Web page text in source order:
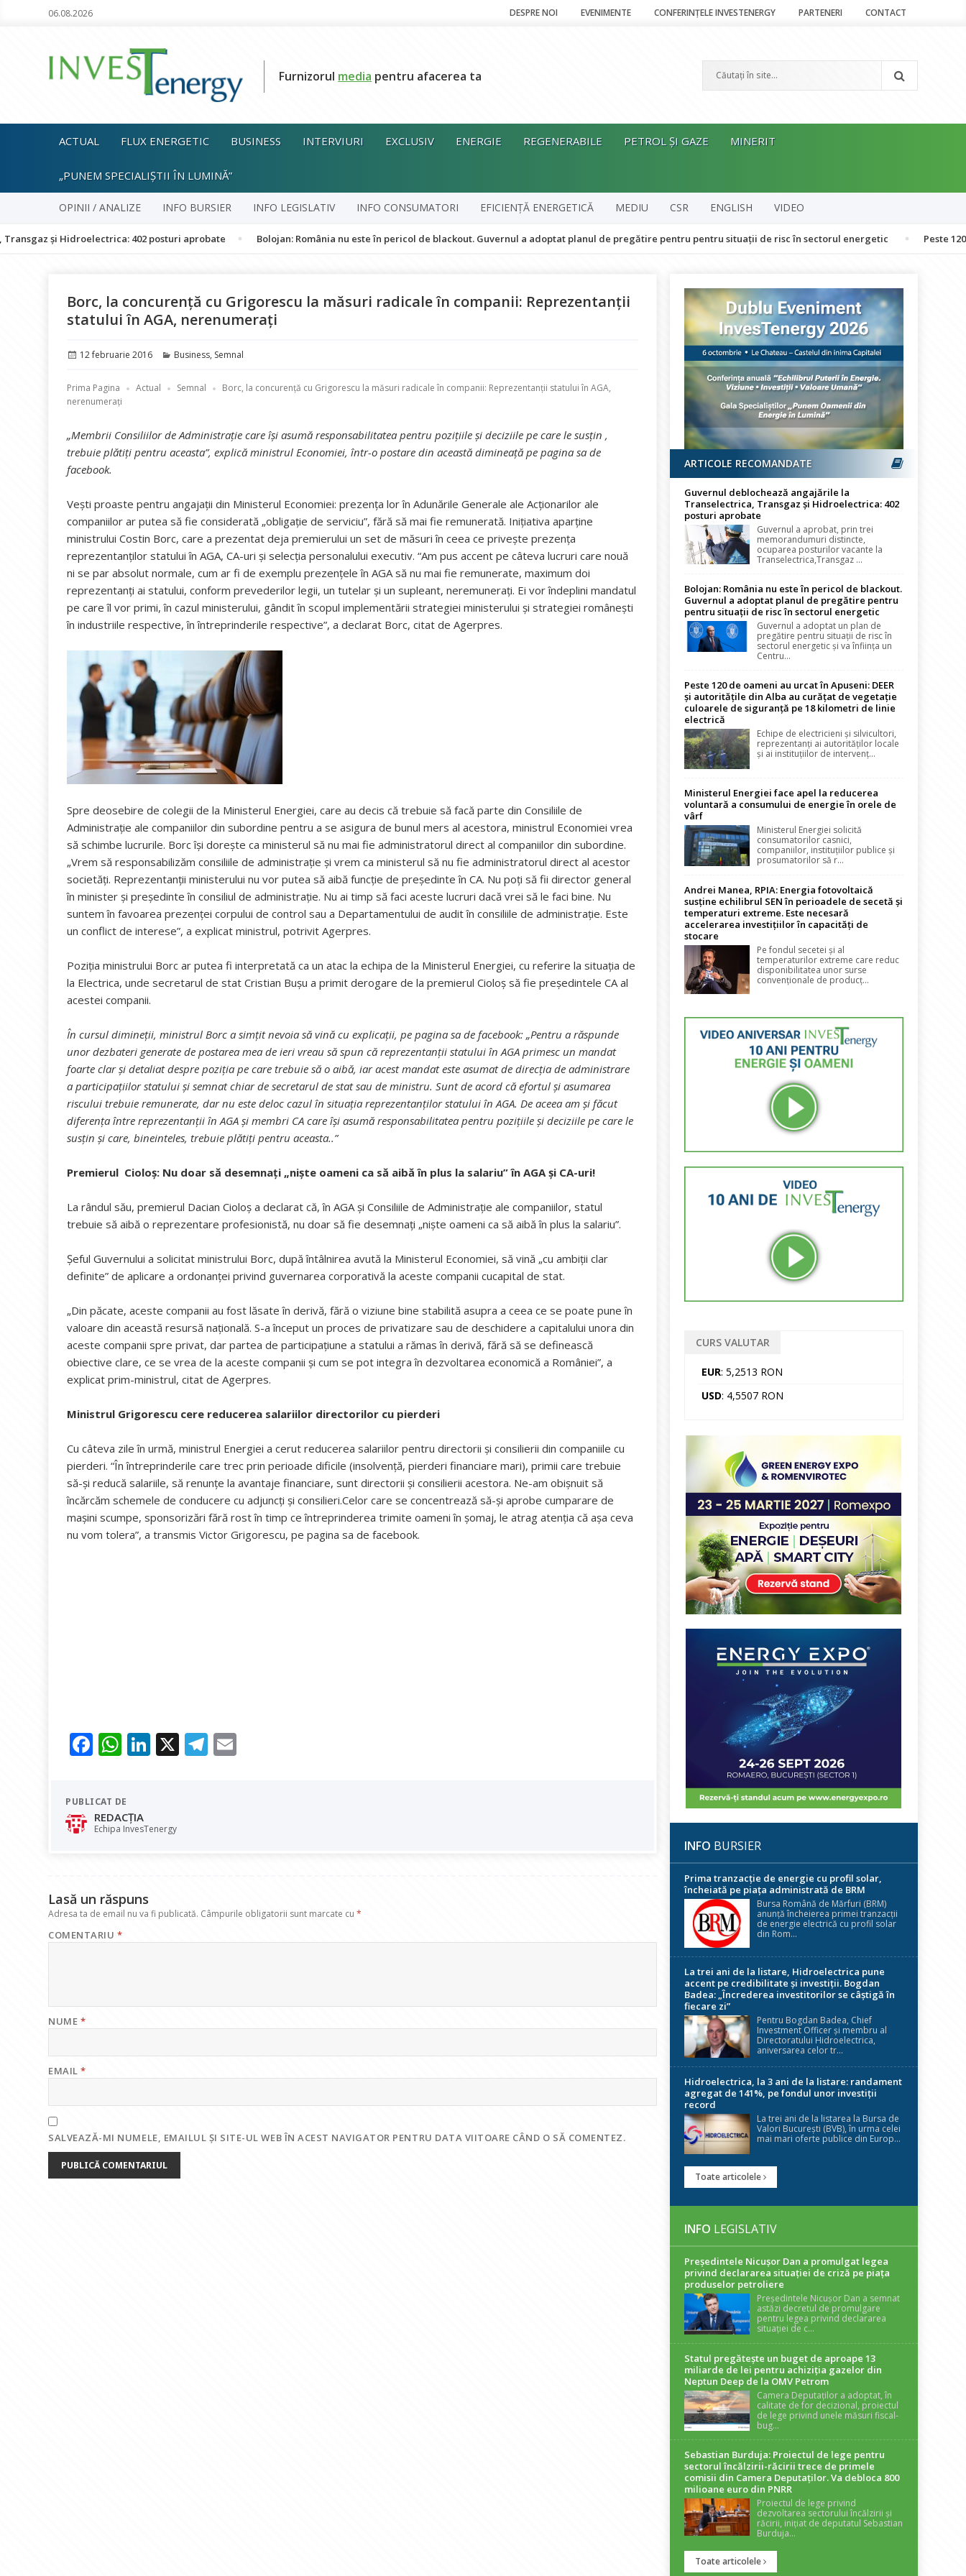
06.08.2026 DESPRE NOI EVENIMENTE CONFERINȚELE INVESTENERGY PARTENERI CONTACT
Furnizorul media pentru afacerea ta
ACTUAL FLUX ENERGETIC BUSINESS INTERVIURI EXCLUSIV ENERGIE REGENERABILE PETROL ȘI GAZE MINERIT
„PUNEM SPECIALIȘTII ÎN LUMINĂ”
OPINII / ANALIZE INFO BURSIER INFO LEGISLATIV INFO CONSUMATORI EFICIENȚĂ ENERGETICĂ MEDIU CSR ENGLISH VIDEO
Hidroelectrica: 402 posturi aprobate Bolojan: România nu este în pericol de blackout. Guvernul a adoptat planul de pregătire pentru pentru situații de risc în sectorul energetic Peste 120 de
Borc, la concurență cu Grigorescu la măsuri radicale în companii: Reprezentanții
statului în AGA, nerenumerați
Publicat
12 februarie 2016 Categorii
Business, Semnal
Prima Pagina Actual Semnal
Borc, la concurență cu Grigorescu la măsuri radicale în companii: Reprezentanții statului în AGA,
nerenumerați
„Membrii Consiliilor de Administrație care își asumă responsabilitatea pentru pozițiile și deciziile pe care le susțin ,
trebuie plătiți pentru aceasta”, explică ministrul Economiei, într-o postare din această dimineață pe pagina sa de
facebook.
Vești proaste pentru angajații din Ministerul Economiei: prezența lor în Adunările Generale ale Acționarilor ale
companiilor ar putea să fie considerată „obligație de serviciu”, fără să mai fie remunerată. Inițiativa aparține
ministrului Costin Borc, care a prezentat deja premierului un set de măsuri în ceea ce priveşte prezenţa
reprezentanţilor statului în AGA, CA-uri și selecţia personalului executiv. “Am pus accent pe câteva lucruri care nouă
ni se par absolut normale, cum ar fi de exemplu prezenţele în AGA să nu mai fie remunerate, maximum doi
reprezentanţi ai statului, conform prevederilor legii, un tutelar şi un supleant, neremuneraţi. Ei vor îndeplini mandatul
pe care îl vor primi, în cazul ministerului, gândit în scopul implementării strategiei ministerului şi strategiei româneşti
în industriile respective, în întreprinderile respective”, a declarat Borc, citat de Agerpres.
Spre deosebire de colegii de la Ministerul Energiei, care au decis că trebuie să facă parte din Consiliile de
Administrație ale companiilor din subordine pentru a se asigura de bunul mers al acestora, ministrul Economiei vrea
să schimbe lucrurile. Borc îşi doreşte ca ministerul să nu mai fie administratorul direct al companiilor din subordine.
„Vrem să responsabilizăm consiliile de administraţie şi vrem ca ministerul să nu fie administratorul direct al acestor
societăţi. Reprezentanţii ministerului nu vor putea să aibă funcţie de preşedinte în CA. Nu poţi să fii director general
în minister şi preşedinte în consiliul de administraţie. Nu ai timp să faci aceste lucruri dacă vrei să le faci bine. Nu
suntem în favoarea prezenţei corpului de control sau a Departamentului de audit în consiliile de administraţie. Este
un conflict de interese”, a explicat ministrul, potrivit Agerpres.
Poziția ministrului Borc ar putea fi interpretată ca un atac la echipa de la Ministerul Energiei, cu referire la situația de
la Electrica, unde secretarul de stat Cristian Bușu a primit derogare de la premierul Cioloș să fie președintele CA al
acestei companii.
În cursul dimineții, ministrul Borc a simțit nevoia să vină cu explicații, pe pagina sa de facebook: „Pentru a răspunde
unor dezbateri generate de postarea mea de ieri vreau să spun că reprezentanții statului în AGA primesc un mandat
foarte clar și detaliat despre poziția pe care trebuie să o aibă, iar acest mandat este asumat de direcția de administrare
a participațiilor statului și semnat chiar de secretarul de stat sau de ministru. Sunt de acord că efortul și asumarea
riscului trebuie remunerate, dar nu este deloc cazul în situația reprezentanților statului în AGA. De aceea am și făcut
diferența între reprezentanții în AGA și membri CA care își asumă responsabilitatea pentru pozițiile și deciziile pe care le
susțin și care, bineinteles, trebuie plătiți pentru aceasta..”
Premierul Cioloş: Nu doar să desemnaţi „nişte oameni ca să aibă în plus la salariu” în AGA și CA-uri!
La rândul său, premierul Dacian Cioloş a declarat că, în AGA şi Consiliile de Administraţie ale companiilor, statul
trebuie să aibă o reprezentare profesionistă, nu doar să fie desemnaţi „nişte oameni ca să aibă în plus la salariu”.
Șeful Guvernului a solicitat ministrului Borc, după întâlnirea avută la Ministerul Economiei, să vină „cu ambiţii clar
definite” de aplicare a ordonanţei privind guvernarea corporativă la aceste companii cucapital de stat.
„Din păcate, aceste companii au fost lăsate în derivă, fără o viziune bine stabilită asupra a ceea ce se poate pune în
valoare din această resursă naţională. S-a început un proces de privatizare sau de deschidere a capitalului unora din
aceste companii spre privat, dar partea de participaţiune a statului a rămas în derivă, fără să se definească
obiective clare, ce se vrea de la aceste companii şi cum se pot integra în dezvoltarea economică a României”, a
explicat prim-ministrul, citat de Agerpres.
Ministrul Grigorescu cere reducerea salariilor directorilor cu pierderi
Cu câteva zile în urmă, ministrul Energiei a cerut reducerea salariilor pentru directorii și consilierii din companiile cu
pierderi. “În întreprinderile care trec prin perioade dificile (insolvență, pierderi financiare mari), primii care trebuie
să-și reducă salariile, să renunțe la avantaje financiare, sunt directorii și consilierii acestora. Ne-am obișnuit să
încărcăm schemele de conducere cu adjuncți și consilieri.Celor care se concentrează să-și aprobe cumparare de
mașini scumpe, sponsorizări fără rost în timp ce întreprinderea trimite oameni în șomaj, le atrag atenția că așa ceva
nu vom tolera”, a transmis Victor Grigorescu, pe pagina sa de facebook.
F
e
b
o
W
at
s
A
Li
dI
X T
PUBLICAT DE
REDACȚIA
Echipa InvesTenergy
Lasă un răspuns
Adresa ta de email nu va fi publicată. Câmpurile obligatorii sunt marcate cu*
COMENTARIU *
NUME *
EMAIL*
SALVEAZĂ-MI NUMELE, EMAILUL ȘI SITE-UL WEB ÎN ACEST NAVIGATOR PENTRU DATA VIITOARE CÂND O SĂ COMENTEZ.
ARTICOLE RECOMANDATE
Guvernul deblochează angajările la
Transelectrica, Transgaz și Hidroelectrica: 402
posturi aprobate
Guvernul a aprobat, prin trei
memorandumuri distincte,
ocuparea posturilor vacante la
Transelectrica,Transgaz ...
Bolojan: România nu este în pericol de blackout.
Guvernul a adoptat planul de pregătire pentru
pentru situații de risc în sectorul energetic
Guvernul a adoptat un plan de
pregătire pentru situații de risc în
sectorul energetic și va înființa un
Centru...
Peste 120 de oameni au urcat în Apuseni: DEER
și autoritățile din Alba au curățat de vegetație
culoarele de siguranță pe 18 kilometri de linie
electrică
Echipe de electricieni și silvicultori,
reprezentanți ai autorităților locale
și ai instituțiilor de intervenț...
Ministerul Energiei face apel la reducerea
voluntară a consumului de energie în orele de
vârf
Ministerul Energiei solicită
consumatorilor casnici,
companiilor, instituțiilor publice și
prosumatorilor să r...
Andrei Manea, RPIA: Energia fotovoltaică
susține echilibrul SEN în perioadele de secetă și
temperaturi extreme. Este necesară
accelerarea investițiilor în capacități de
stocare
Pe fondul secetei și al
temperaturilor extreme care reduc
disponibilitatea unor surse
convenționale de producț...
CURS VALUTAR
EUR: 5,2513 RON
USD: 4,5507 RON
INFO BURSIER
Prima tranzacție de energie cu profil solar,
încheiată pe piața administrată de BRM
Bursa Română de Mărfuri (BRM)
anunță încheierea primei tranzacții
de energie electrică cu profil solar
din Rom...
La trei ani de la listare, Hidroelectrica pune
accent pe credibilitate și investiții. Bogdan
Badea: „Încrederea investitorilor se câștigă în
fiecare zi”
Pentru Bogdan Badea, Chief
Investment Officer și membru al
Directoratului Hidroelectrica,
aniversarea celor tr...
Hidroelectrica, la 3 ani de la listare: randament
agregat de 141%, pe fondul unor investiții
record
La trei ani de la listarea la Bursa de
Valori București (BVB), în urma celei
mai mari oferte publice din Europ...
Toate articolele
INFO LEGISLATIV
Președintele Nicuşor Dan a promulgat legea
privind declararea situaţiei de criză pe piaţa
produselor petroliere
Președintele Nicușor Dan a semnat
astăzi decretul de promulgare
pentru legea privind declararea
situației de c...
Statul pregătește un buget de aproape 13
miliarde de lei pentru achiziția gazelor din
Neptun Deep de la OMV Petrom
Camera Deputaților a adoptat, în
calitate de for decizional, proiectul
de lege privind unele măsuri fiscal-
bug...
Sebastian Burduja: Proiectul de lege pentru
sectorul încălzirii-răcirii trece de primele
comisii din Camera Deputaților. Va debloca 800
milioane euro din PNRR
Proiectul de lege privind
dezvoltarea sectorului încălzirii și
răcirii, inițiat de deputatul Sebastian
Burduja...
Toate articolele